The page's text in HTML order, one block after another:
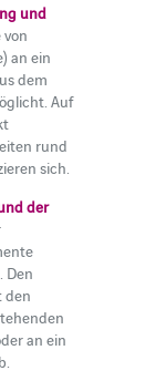
und
an ein
dem
Auf
rund
sich.
der
Den
den
an ein